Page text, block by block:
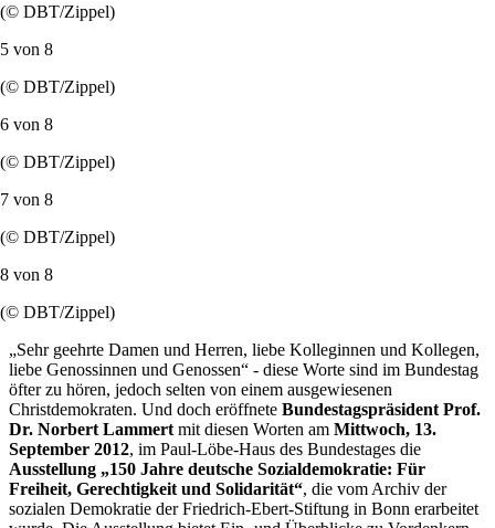
(© DBT/Zippel)
5 von 8
(© DBT/Zippel)
6 von 8
(© DBT/Zippel)
7 von 8
(© DBT/Zippel)
8 von 8
(© DBT/Zippel)
„Sehr geehrte Damen und Herren, liebe Kolleginnen und Kollegen,
liebe Genossinnen und Genossen“ - diese Worte sind im Bundestag
öfter zu hören, jedoch selten von einem ausgewiesenen
Christdemokraten. Und doch eröffnete Bundestagspräsident Prof.
Dr. Norbert Lammert mit diesen Worten am Mittwoch, 13.
September 2012, im Paul-Löbe-Haus des Bundestages die
Ausstellung „150 Jahre deutsche Sozialdemokratie: Für
Freiheit, Gerechtigkeit und Solidarität“, die vom Archiv der
sozialen Demokratie der Friedrich-Ebert-Stiftung in Bonn erarbeitet